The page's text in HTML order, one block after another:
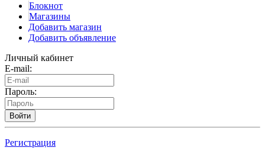
Блокнот
Магазины
Добавить магазин
Добавить объявление
Личный кабинет
E-mail:
Пароль:
Войти
Регистрация